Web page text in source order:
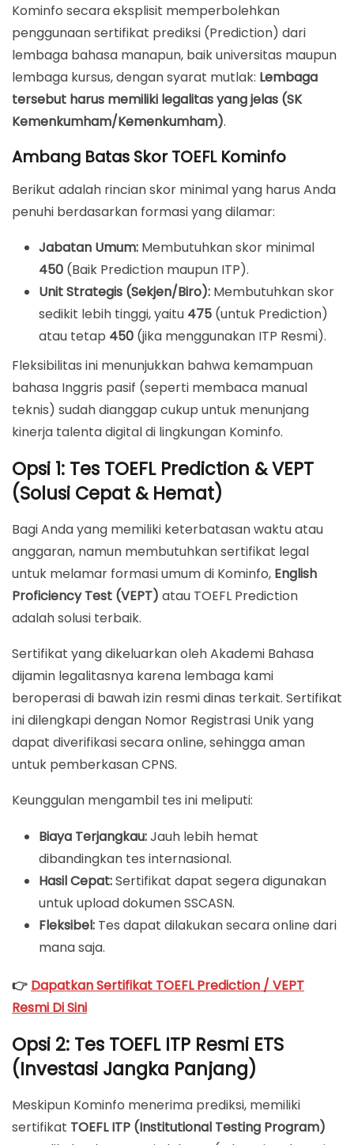
Kominfo secara eksplisit memperbolehkan
penggunaan sertifikat prediksi (Prediction) dari
lembaga bahasa manapun, baik universitas maupun
lembaga kursus, dengan syarat mutlak: Lembaga
tersebut harus memiliki legalitas yang jelas (SK
Kemenkumham/Kemenkumham).
Ambang Batas Skor TOEFL Kominfo
Berikut adalah rincian skor minimal yang harus Anda
penuhi berdasarkan formasi yang dilamar:
Jabatan Umum: Membutuhkan skor minimal
450 (Baik Prediction maupun ITP).
Unit Strategis (Sekjen/Biro): Membutuhkan skor
sedikit lebih tinggi, yaitu 475 (untuk Prediction)
atau tetap 450 (jika menggunakan ITP Resmi).
Fleksibilitas ini menunjukkan bahwa kemampuan
bahasa Inggris pasif (seperti membaca manual
teknis) sudah dianggap cukup untuk menunjang
kinerja talenta digital di lingkungan Kominfo.
Opsi 1: Tes TOEFL Prediction & VEPT
(Solusi Cepat & Hemat)
Bagi Anda yang memiliki keterbatasan waktu atau
anggaran, namun membutuhkan sertifikat legal
untuk melamar formasi umum di Kominfo, English
Proficiency Test (VEPT) atau TOEFL Prediction
adalah solusi terbaik.
Sertifikat yang dikeluarkan oleh Akademi Bahasa
dijamin legalitasnya karena lembaga kami
beroperasi di bawah izin resmi dinas terkait. Sertifikat
ini dilengkapi dengan Nomor Registrasi Unik yang
dapat diverifikasi secara online, sehingga aman
untuk pemberkasan CPNS.
Keunggulan mengambil tes ini meliputi:
Biaya Terjangkau:Jauh lebih hemat
dibandingkan tes internasional.
Hasil Cepat:Sertifikat dapat segera digunakan
untuk upload dokumen SSCASN.
Fleksibel: Tes dapat dilakukan secara online dari
mana saja.
👉 Dapatkan Sertifikat TOEFL Prediction / VEPT
Resmi Di Sini
Opsi 2: Tes TOEFL ITP Resmi ETS
(Investasi Jangka Panjang)
Meskipun Kominfo menerima prediksi, memiliki
sertifikat TOEFL ITP (Institutional Testing Program)